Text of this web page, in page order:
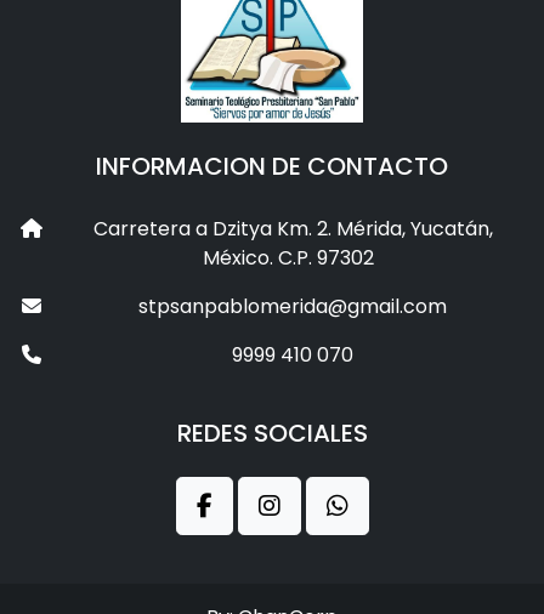
INFORMACION DE CONTACTO
Carretera a Dzitya Km. 2. Mérida, Yucatán,
México. C.P. 97302
stpsanpablomerida@gmail.com
9999 410 070
REDES SOCIALES